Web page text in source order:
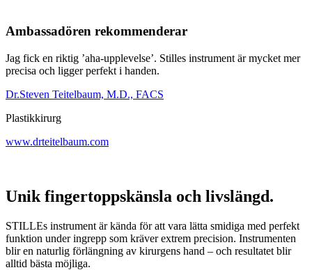
Ambassadören rekommenderar
Jag fick en riktig ’aha-upplevelse’. Stilles instrument är mycket mer
precisa och ligger perfekt i handen.
Dr.Steven Teitelbaum, M.D., FACS
Plastikkirurg
www.drteitelbaum.com
Unik fingertoppskänsla och livslängd.
STILLEs instrument är kända för att vara lätta smidiga med perfekt
funktion under ingrepp som kräver extrem precision. Instrumenten
blir en naturlig förlängning av kirurgens hand – och resultatet blir
alltid bästa möjliga.